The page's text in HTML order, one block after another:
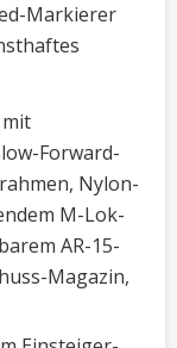
Markierer
Forward-
Nylon-
M-Lok-
AR-15-
Magazin,